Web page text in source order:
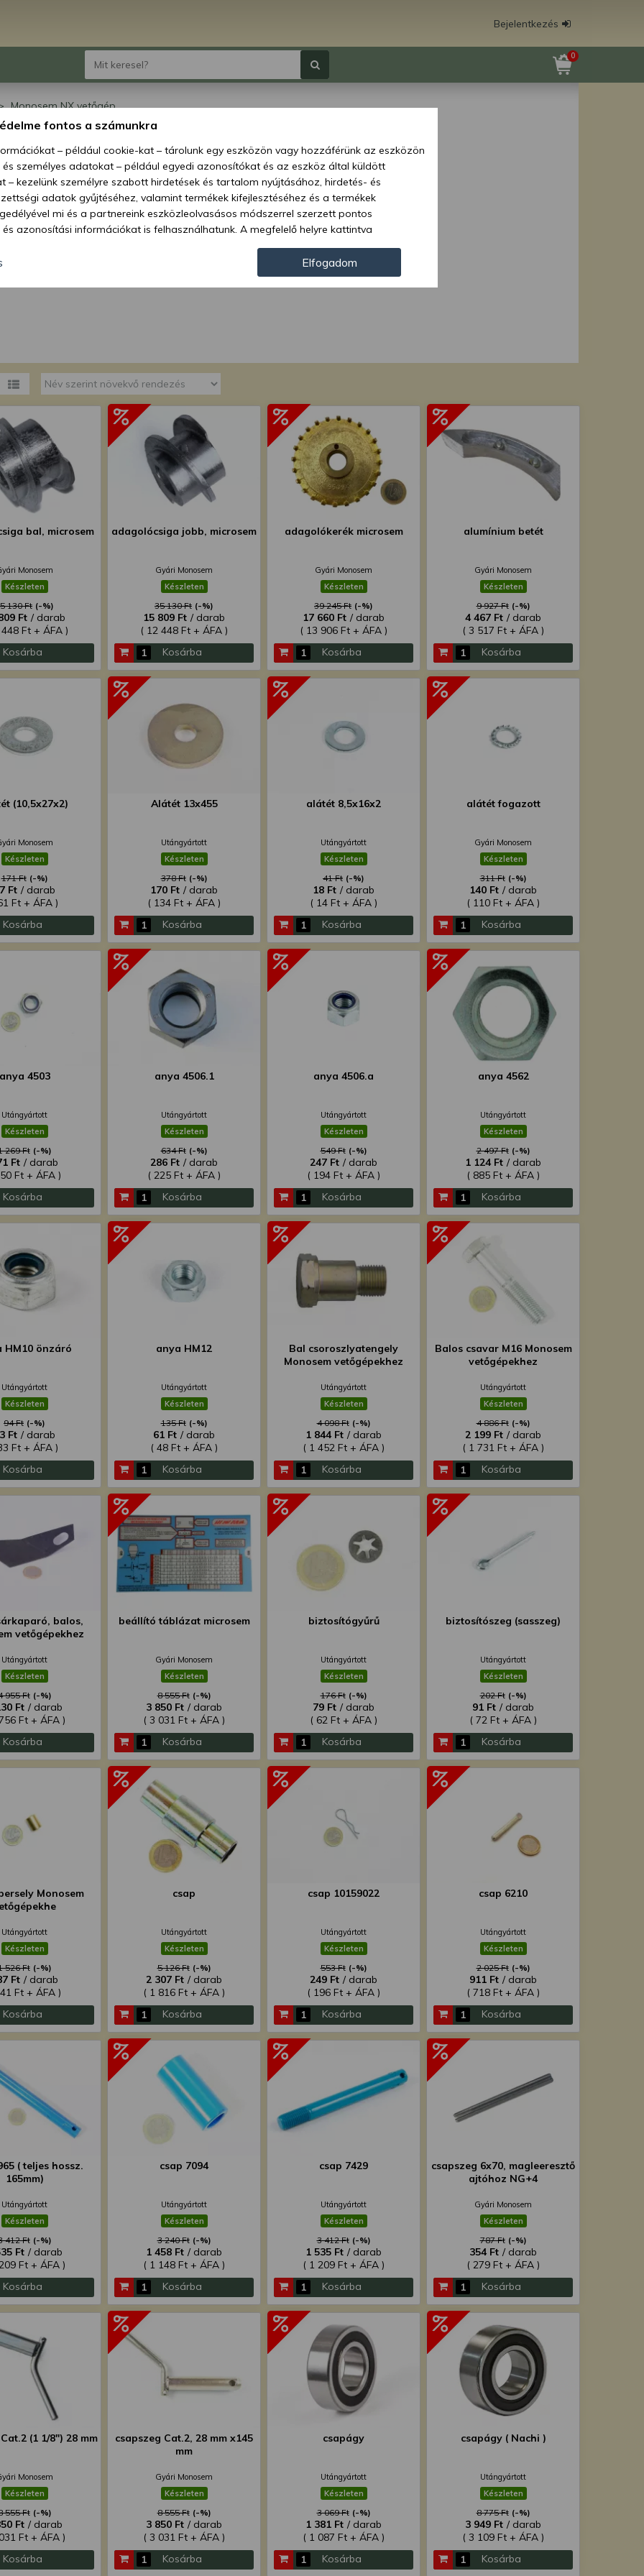
Bejelentkezés
0
Monosem NX vetőgép
NX vetőgép
bal, microsem
Monosem
Készleten
130 Ft (-%)
Ft / darab
Ft + ÁFA )
Kosárba
adagolócsiga jobb, microsem
Gyári Monosem
Készleten
35 130 Ft (-%)
15 809 Ft / darab
( 12 448 Ft + ÁFA )
Kosárba
adagolókerék microsem
Gyári Monosem
Készleten
39 245 Ft (-%)
17 660 Ft / darab
( 13 906 Ft + ÁFA )
Kosárba
alumínium betét
Gyári Monosem
Készleten
9 927 Ft (-%)
4 467 Ft / darab
( 3 517 Ft + ÁFA )
Kosárba
(10,5x27x2)
Monosem
Készleten
171 Ft (-%)
Ft / darab
Ft + ÁFA )
Kosárba
Alátét 13x455
Utángyártott
Készleten
378 Ft (-%)
170 Ft / darab
( 134 Ft + ÁFA )
Kosárba
alátét 8,5x16x2
Utángyártott
Készleten
41 Ft (-%)
18 Ft / darab
( 14 Ft + ÁFA )
Kosárba
alátét fogazott
Gyári Monosem
Készleten
311 Ft (-%)
140 Ft / darab
( 110 Ft + ÁFA )
Kosárba
4503
Utángyártott
Készleten
269 Ft (-%)
Ft / darab
Ft + ÁFA )
Kosárba
anya 4506.1
Utángyártott
Készleten
634 Ft (-%)
286 Ft / darab
( 225 Ft + ÁFA )
Kosárba
anya 4506.a
Utángyártott
Készleten
549 Ft (-%)
247 Ft / darab
( 194 Ft + ÁFA )
Kosárba
anya 4562
Utángyártott
Készleten
2 497 Ft (-%)
1 124 Ft / darab
( 885 Ft + ÁFA )
Kosárba
HM10 önzáró
Utángyártott
Készleten
94 Ft (-%)
Ft / darab
Ft + ÁFA )
Kosárba
anya HM12
Utángyártott
Készleten
135 Ft (-%)
61 Ft / darab
( 48 Ft + ÁFA )
Kosárba
Bal csoroszlyatengely
Monosem vetőgépekhez
Utángyártott
Készleten
4 098 Ft (-%)
1 844 Ft / darab
( 1 452 Ft + ÁFA )
Kosárba
Balos csavar M16 Monosem
vetőgépekhez
Utángyártott
Készleten
4 886 Ft (-%)
2 199 Ft / darab
( 1 731 Ft + ÁFA )
Kosárba
balos,
vetőgépekhez
Utángyártott
Készleten
955 Ft (-%)
Ft / darab
Ft + ÁFA )
Kosárba
beállító táblázat microsem
Gyári Monosem
Készleten
8 555 Ft (-%)
3 850 Ft / darab
( 3 031 Ft + ÁFA )
Kosárba
biztosítógyűrű
Utángyártott
Készleten
176 Ft (-%)
79 Ft / darab
( 62 Ft + ÁFA )
Kosárba
biztosítószeg (sasszeg)
Utángyártott
Készleten
202 Ft (-%)
91 Ft / darab
( 72 Ft + ÁFA )
Kosárba
Monosem
Utángyártott
Készleten
526 Ft (-%)
Ft / darab
Ft + ÁFA )
Kosárba
csap
Utángyártott
Készleten
5 126 Ft (-%)
2 307 Ft / darab
( 1 816 Ft + ÁFA )
Kosárba
csap 10159022
Utángyártott
Készleten
553 Ft (-%)
249 Ft / darab
( 196 Ft + ÁFA )
Kosárba
csap 6210
Utángyártott
Készleten
2 025 Ft (-%)
911 Ft / darab
( 718 Ft + ÁFA )
Kosárba
( teljes hossz.
165mm)
Utángyártott
Készleten
412 Ft (-%)
Ft / darab
Ft + ÁFA )
Kosárba
csap 7094
Utángyártott
Készleten
3 240 Ft (-%)
1 458 Ft / darab
( 1 148 Ft + ÁFA )
Kosárba
csap 7429
Utángyártott
Készleten
3 412 Ft (-%)
1 535 Ft / darab
( 1 209 Ft + ÁFA )
Kosárba
csapszeg 6x70, magleeresztő
ajtóhoz NG+4
Gyári Monosem
Készleten
787 Ft (-%)
354 Ft / darab
( 279 Ft + ÁFA )
Kosárba
(1 1/8") 28 mm
Monosem
Készleten
555 Ft (-%)
Ft / darab
Ft + ÁFA )
Kosárba
csapszeg Cat.2, 28 mm x145
mm
Gyári Monosem
Készleten
8 555 Ft (-%)
3 850 Ft / darab
( 3 031 Ft + ÁFA )
Kosárba
csapágy
Utángyártott
Készleten
3 069 Ft (-%)
1 381 Ft / darab
( 1 087 Ft + ÁFA )
Kosárba
csapágy ( Nachi )
Utángyártott
Készleten
8 775 Ft (-%)
3 949 Ft / darab
( 3 109 Ft + ÁFA )
Kosárba
fontos a számunkra
– például cookie-kat – tárolunk egy eszközön vagy hozzáférünk az eszközön
személyes adatokat – például egyedi azonosítókat és az eszköz által küldött
– kezelünk személyre szabott hirdetések és tartalom nyújtásához, hirdetés- és
adatok gyűjtéséhez, valamint termékek kifejlesztéséhez és a termékek
mi és a partnereink eszközleolvasásos módszerrel szerzett pontos
azonosítási információkat is felhasználhatunk. A megfelelő helyre kattintva
mi és a partnereink a fent leírtak szerint adatkezelést végezzünk. Másik
megadása vagy elutasítása előtt részletesebb információkhoz juthat, és
Felhívjuk figyelmét, hogy személyes adatainak bizonyos kezeléséhez nem
Elfogadom